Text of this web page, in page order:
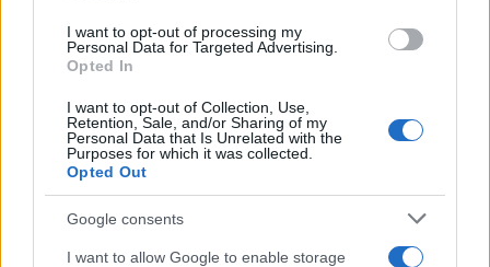
I want to opt-out of processing my
Personal Data for Targeted Advertising.
Opted In
I want to opt-out of Collection, Use,
Retention, Sale, and/or Sharing of my
Personal Data that Is Unrelated with the
Purposes for which it was collected.
Opted Out
Google consents
I want to allow Google to enable storage
Continua a leggere
LIFESTYLE